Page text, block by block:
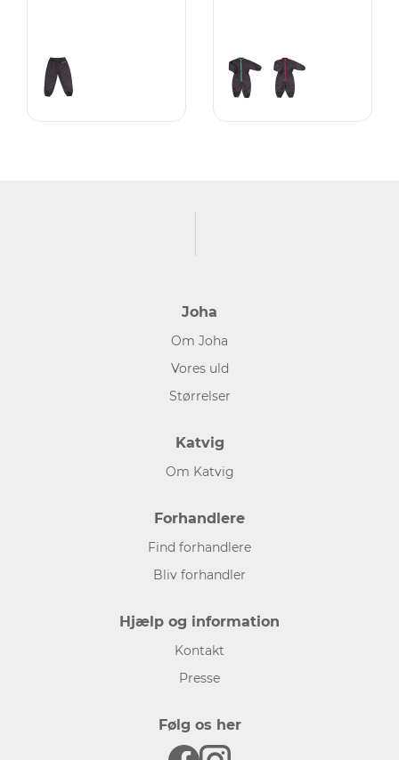
Joha
Om Joha
Vores uld
Størrelser
Katvig
Om Katvig
Forhandlere
Find forhandlere
Bliv forhandler
Hjælp og information
Kontakt
Presse
Følg os her